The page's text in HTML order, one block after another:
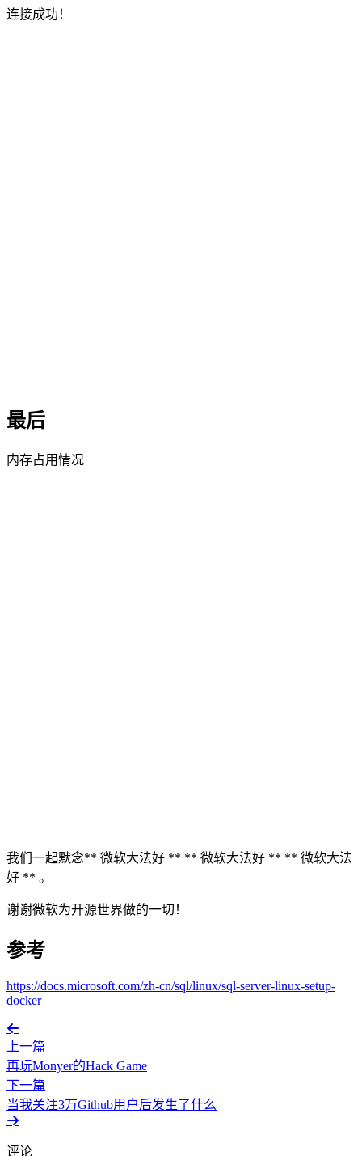
连接成功！
最后
内存占用情况
我们一起默念** 微软大法好 ** ** 微软大法好 ** ** 微软大法
好 ** 。
谢谢微软为开源世界做的一切！
参考
https://docs.microsoft.com/zh-cn/sql/linux/sql-server-linux-setup-
docker
上一篇
再玩Monyer的Hack Game
下一篇
当我关注3万Github用户后发生了什么
评论